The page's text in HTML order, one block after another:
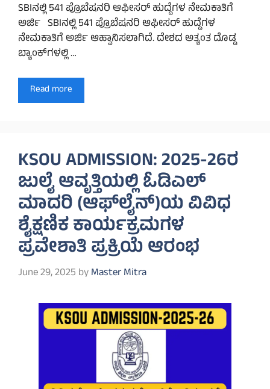
SBIನಲ್ಲಿ 541 ಪ್ರೊಬೆಷನರಿ ಆಫೀಸರ್ ಹುದ್ದೆಗಳ ನೇಮಕಾತಿಗೆ
ಅರ್ಜಿ SBIನಲ್ಲಿ 541 ಪ್ರೊಬೆಷನರಿ ಆಫೀಸರ್ ಹುದ್ದೆಗಳ
ನೇಮಕಾತಿಗೆ ಅರ್ಜಿ ಆಹ್ವಾನಿಸಲಾಗಿದೆ. ದೇಶದ ಅತ್ಯಂತ ದೊಡ್ಡ
ಬ್ಯಾಂಕ್‌ಗಳಲ್ಲಿ …
Read more
KSOU ADMISSION: 2025-26ರ
ಜುಲೈ ಆವೃತ್ತಿಯಲ್ಲಿ ಓಡಿಎಲ್
ಮಾದರಿ (ಆಫ್‌ಲೈನ್)ಯ ವಿವಿಧ
ಶೈಕ್ಷಣಿಕ ಕಾರ್ಯಕ್ರಮಗಳ
ಪ್ರವೇಶಾತಿ ಪ್ರಕ್ರಿಯೆ ಆರಂಭ
June 29, 2025 byMaster Mitra